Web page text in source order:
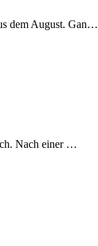
dem August. Gan…
Nach einer …